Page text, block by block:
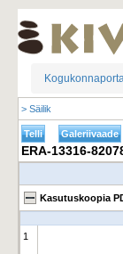
> Säilik
ERA-13316-
Kasutuskoopia
1